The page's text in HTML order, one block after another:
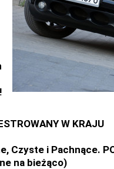
W KRAJU
Czyste i Pachnące.
na bieżąco)